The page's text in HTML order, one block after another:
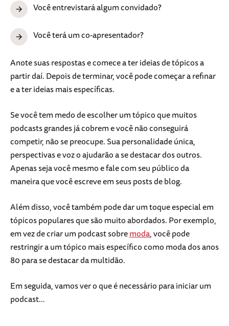
Você entrevistará algum convidado?
Você terá um co-apresentador?
Anote suas respostas e comece a ter ideias de tópicos a
partir daí. Depois de terminar, você pode começar a refinar
e a ter ideias mais específicas.
Se você tem medo de escolher um tópico que muitos
podcasts grandes já cobrem e você não conseguirá
competir, não se preocupe. Sua personalidade única,
perspectivas e voz o ajudarão a se destacar dos outros.
Apenas seja você mesmo e fale com seu público da
maneira que você escreve em seus posts de blog.
Além disso, você também pode dar um toque especial em
tópicos populares que são muito abordados. Por exemplo,
em vez de criar um podcast sobremoda, você pode
restringir a um tópico mais específico como moda dos anos
80 para se destacar da multidão.
Em seguida, vamos ver o que é necessário para iniciar um
podcast…